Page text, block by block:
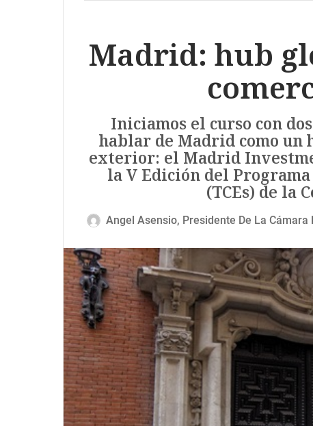
Madrid: hub
Iniciamos el curso con
hablar de Madrid como un
exterior: el Madrid
la V Edición del
(TCEs) de la